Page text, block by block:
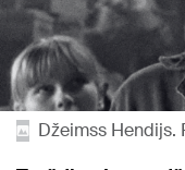
Džeimss Hendijs.